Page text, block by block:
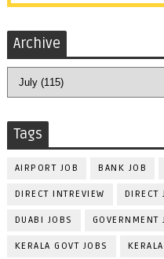
Archive
Tags
AIRPORT JOB BANK JOB
DIRECT INTREVIEW DIRECT
DUABI JOBS GOVERNMENT
KERALA GOVT JOBS